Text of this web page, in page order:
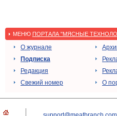
МЕНЮ ПОРТАЛА "МЯСНЫЕ
О журнале
Подписка
Редакция
Свежий номер
О